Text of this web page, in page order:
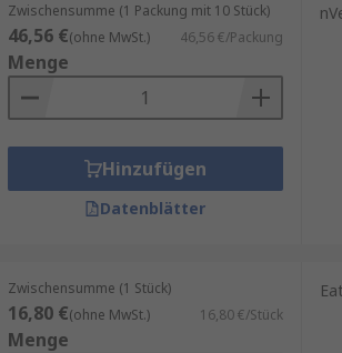
Zwischensumme (1 Packung mit 10 Stück)
46,56 €(ohne MwSt.) 46,56 €/Packung
Menge
Hinzufügen
Datenblätter
Zwischensumme (1 Stück)
16,80 €(ohne MwSt.) 16,80 €/Stück
Menge